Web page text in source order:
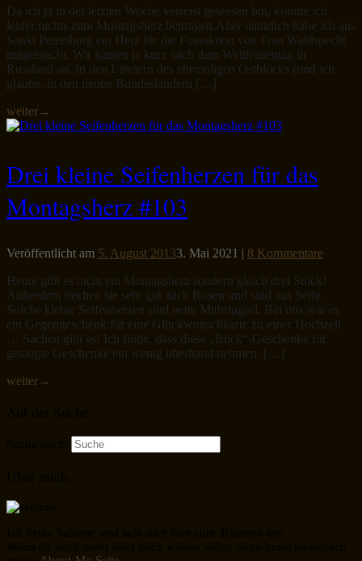
Da ich ja in der letzten Woche verreist gewesen bin, konnte ich
leider nichts zum Montagsherz beitragen.Aber natürlich habe ich aus
Sankt Petersburg ein Herz für die Fotoaktion von Frau Waldspecht
mitgebracht. Wir kamen ja kurz nach dem Weltfrauentag in
Russland an. In den Ländern des ehemaligen Ostblocks (und ich
glaube, in den neuen Bundesländern […]
weiter→
Drei kleine Seifenherzen für das
Montagsherz #103
Veröffentlicht am 5. August 20133. Mai 2021 | 8 Kommentare
Heute gibt es nicht ein Montagsherz sondern gleich drei Stück!
Außerdem riechen sie sehr gut nach Rosen und sind aus Seife.
Solche kleine Seifenherzen sind nette Mitbringsel. Bei uns war es
ein Gegengeschenk für eine Glückwunschkarte zu einer Hochzeit
… Sachen gibt es! Ich finde, dass diese „Rück“-Geschenke für
getätigte Geschenke ein wenig überhand nehmen. […]
weiter→